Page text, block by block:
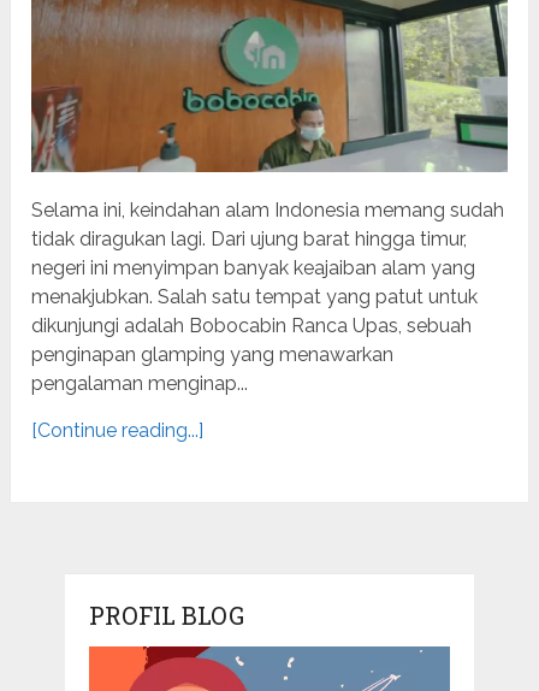
Selama ini, keindahan alam Indonesia memang sudah
tidak diragukan lagi. Dari ujung barat hingga timur,
negeri ini menyimpan banyak keajaiban alam yang
menakjubkan. Salah satu tempat yang patut untuk
dikunjungi adalah Bobocabin Ranca Upas, sebuah
penginapan glamping yang menawarkan
pengalaman menginap...
[Continue reading...]
PROFIL BLOG